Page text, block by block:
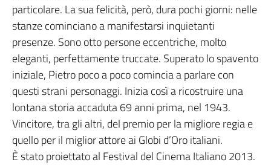
particolare. La sua felicità, però, dura pochi giorni: nelle
stanze cominciano a manifestarsi inquietanti
presenze. Sono otto persone eccentriche, molto
eleganti, perfettamente truccate. Superato lo spavento
iniziale, Pietro poco a poco comincia a parlare con
questi strani personaggi. Inizia così a ricostruire una
lontana storia accaduta 69 anni prima, nel 1943.
Vincitore, tra gli altri, del premio per la migliore regia e
quello per il miglior attore ai Globi d’Oro italiani.
È stato proiettato al Festival del Cinema Italiano 2013.